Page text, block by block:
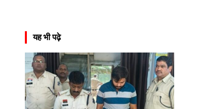
यह भी पढ़े